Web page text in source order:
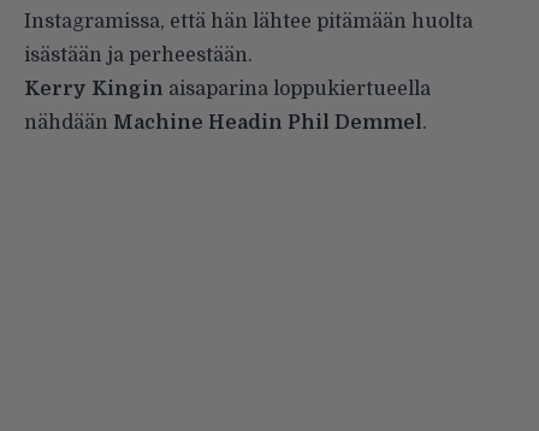
Instagramissa, että hän lähtee pitämään huolta
isästään ja perheestään.
Kerry Kingin aisaparina loppukiertueella
nähdään Machine Headin Phil Demmel.